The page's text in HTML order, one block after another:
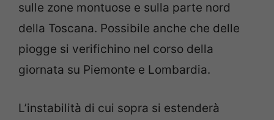
sulle zone montuose e sulla parte nord
della Toscana. Possibile anche che delle
piogge si verifichino nel corso della
giornata su Piemonte e Lombardia.
L’instabilità di cui sopra si estenderà